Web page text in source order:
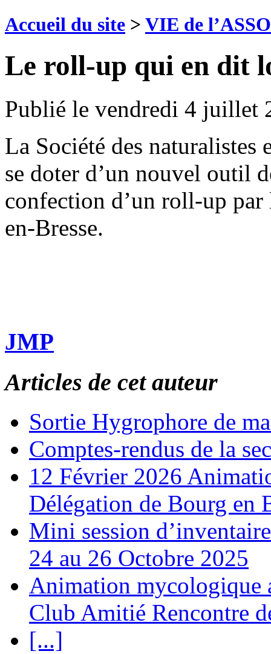
Accueil du site > VIE de
Le roll-up qui en dit
Publié le vendredi 4 juillet
La Société des naturalistes
se doter d’un nouvel outil
confection d’un roll-up par
en-Bresse.
JMP
Articles de cet auteur
Sortie Hygrophore de
Comptes-rendus de la
12 Février 2026
Délégation de Bourg en
Mini session
24 au 26 Octobre 2025
Animation mycologique
Club Amitié Rencontre
[...]